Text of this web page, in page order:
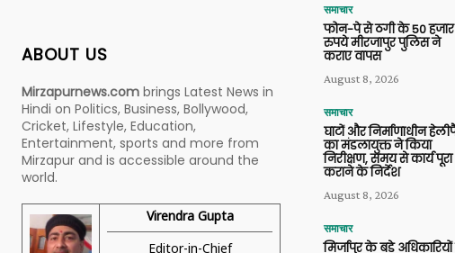
ABOUT US
Mirzapurnews.com brings Latest News in
Hindi on Politics, Business, Bollywood,
Cricket, Lifestyle, Education,
Entertainment, sports and more from
Mirzapur and is accessible around the
world.
Virendra Gupta
Editor-in-Chief
समाचार
फोन-पे से ठगी के 50 हजार
रुपये मीरजापुर पुलिस ने
कराए वापस
August 8, 2026
समाचार
घाटों और निर्माणाधीन
का मंडलायुक्त ने किया
निरीक्षण, समय से कार्य पूरा
कराने के निर्देश
August 8, 2026
समाचार
मिर्जापुर के बड़े